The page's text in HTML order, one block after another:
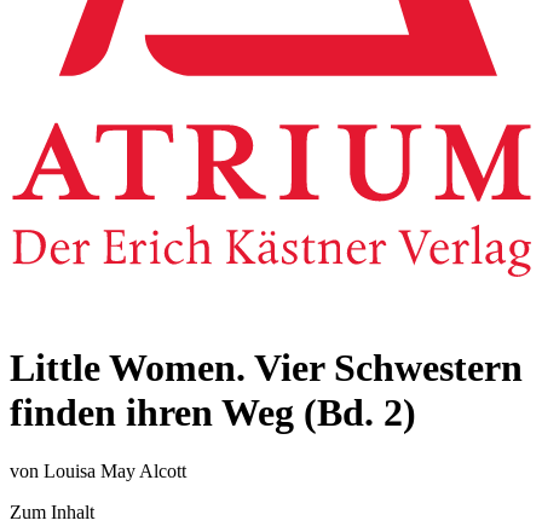
Little Women. Vier Schwestern
finden ihren Weg (Bd. 2)
von Louisa May Alcott
Zum Inhalt